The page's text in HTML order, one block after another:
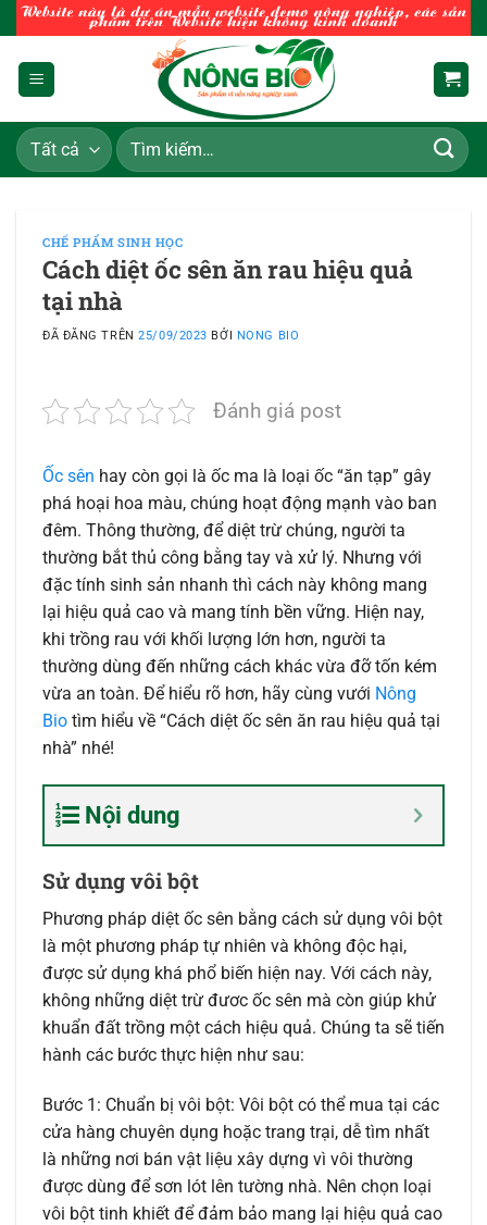
Chuyển
đến
nội
dung
Tìm
kiếm:
CHẾ PHẨM SINH HỌC
Cách diệt ốc sên ăn rau hiệu quả
tại nhà
ĐÃ ĐĂNG TRÊN25/09/2023 BỞI NONG BIO
Đánh giá post
Ốc sên hay còn gọi là ốc ma là loại ốc “ăn tạp” gây
phá hoại hoa màu, chúng hoạt động mạnh vào ban
đêm. Thông thường, để diệt trừ chúng, người ta
thường bắt thủ công bằng tay và xử lý. Nhưng với
đặc tính sinh sản nhanh thì cách này không mang
lại hiệu quả cao và mang tính bền vững. Hiện nay,
khi trồng rau với khối lượng lớn hơn, người ta
thường dùng đến những cách khác vừa đỡ tốn kém
vừa an toàn. Để hiểu rõ hơn, hãy cùng vưới Nông
Bio tìm hiểu về “Cách diệt ốc sên ăn rau hiệu quả tại
nhà” nhé!
Nội dung
Sử dụng vôi bột
Phương pháp diệt ốc sên bằng cách sử dụng vôi bột
là một phương pháp tự nhiên và không độc hại,
được sử dụng khá phổ biến hiện nay. Với cách này,
không những diệt trừ đươc ốc sên mà còn giúp khử
khuẩn đất trồng một cách hiệu quả. Chúng ta sẽ tiến
hành các bước thực hiện như sau:
Bước 1: Chuẩn bị vôi bột: Vôi bột có thể mua tại các
cửa hàng chuyên dụng hoặc trang trại, dễ tìm nhất
là những nơi bán vật liệu xây dựng vì vôi thường
được dùng để sơn lót lên tường nhà. Nên chọn loại
vôi bột tinh khiết để đảm bảo mang lại hiệu quả cao